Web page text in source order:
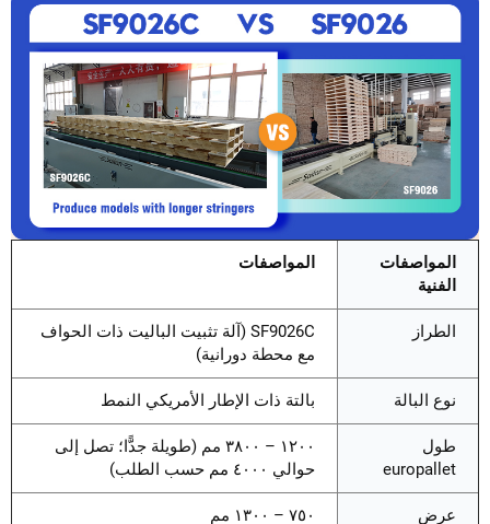
المواصفات
الفنية
المواصفات
الطراز
SF9026C (آلة تثبيت الباليت ذات الحواف
مع محطة دورانية)
نوع البالة بالتة ذات الإطار الأمريكي النمط
طول
europallet
١٢٠٠ – ٣٨٠٠ مم (طويلة جدًّا؛ تصل إلى
حوالي ٤٠٠٠ مم حسب الطلب)
عرض